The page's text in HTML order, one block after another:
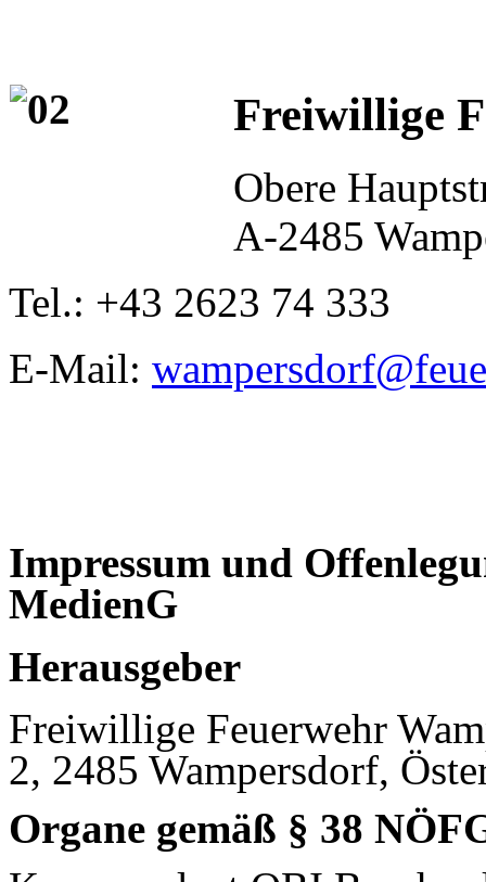
Freiwillige
Obere
A-2485
Tel.: +43 2623 74 333
E-Mail:
Impressum und
MedienG
Herausgeber
Freiwillige Feuerwehr
2, 2485 Wampersdorf,
Organe gemäß § 38